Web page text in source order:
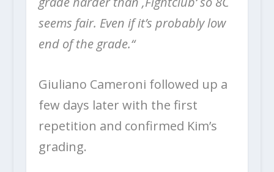
seems fair. Even if it’s probably low
end of the grade.“
Giuliano Cameroni followed up a
few days later with the first
repetition and confirmed Kim’s
grading.